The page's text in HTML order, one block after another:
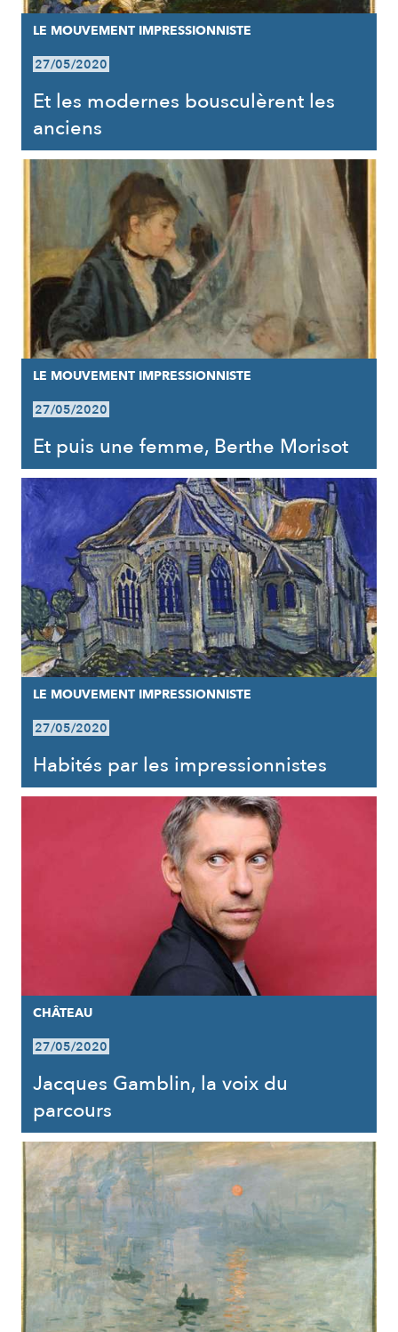
LE MOUVEMENT IMPRESSIONNISTE
27/05/2020
Et les modernes bousculèrent les
anciens
LE MOUVEMENT IMPRESSIONNISTE
27/05/2020
Et puis une femme, Berthe Morisot
LE MOUVEMENT IMPRESSIONNISTE
27/05/2020
Habités par les impressionnistes
CHÂTEAU
27/05/2020
Jacques Gamblin, la voix du
parcours